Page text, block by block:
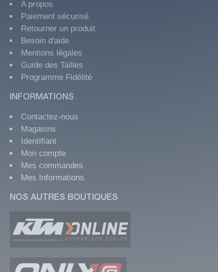
A propos
Paiement sécurisé
Retourner un produit
Besoin d'aide
Mentions légales
Guide des Tailles
Programme Fidélité
INFORMATIONS
Contactez-nous
Magasins
Identifiant
Mon compte
Mes commandes
Mes Informations
NOS AUTRES BOUTIQUES